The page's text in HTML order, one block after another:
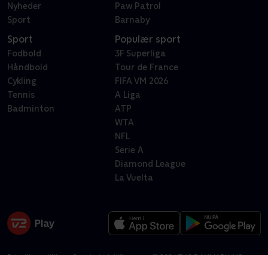
Nyheder
Sport
Paw Patrol
Barnaby
Sport
Fodbold
Håndbold
Cykling
Tennis
Badminton
Populær sport
3F Superliga
Tour de France
FIFA VM 2026
A Liga
ATP
WTA
NFL
Serie A
Diamond League
La Vuelta